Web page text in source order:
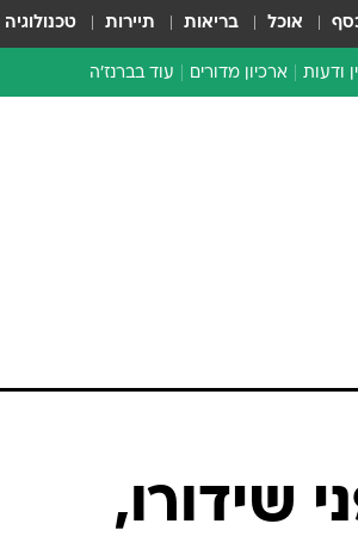
אוכל בריאות תיירות טכנולוגיה
ודעות ארכיון מדורים עוד בברנז'ה
שידורו,